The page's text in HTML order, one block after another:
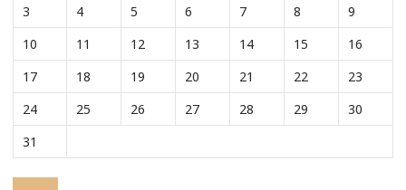
3
4 5 6 7 8
9
10
11 12 13 14 15
16
17
18 19 20 21 22
23
24
25 26 27 28 29
30
31